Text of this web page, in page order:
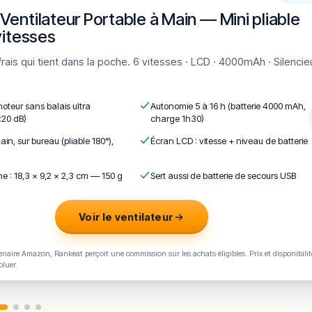
d’un filet d’huile d’olive des Pouilles, olives, origan. Végétalien.
origan.
à la romaine, pesto verde, olives, origan.
Ventilateur Portable à Main — Mini pliable
sans balais ultra
dB)
Autonomie 5 à 16 h (batterie 4000 mAh,
charge 1h30)
sur bureau (pliable 180°),
Écran LCD : vitesse + niveau de batterie
: 18,3 × 9,2 × 2,3 cm — 150 g Sert aussi de batterie de secours USB
Voir le ventilateur
Amazon, Rankeat perçoit une commission sur les achats éligibles. Prix et